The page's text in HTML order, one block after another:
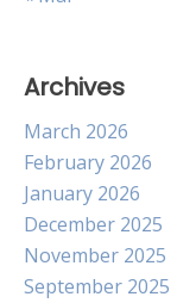
Archives
March 2026
February 2026
January 2026
December 2025
November 2025
September 2025